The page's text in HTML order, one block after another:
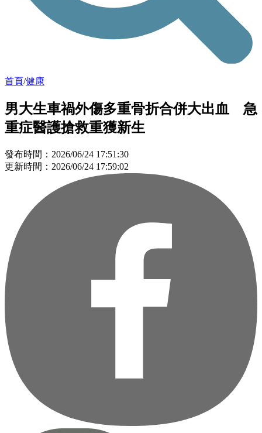
首頁/健康
男大生車禍外傷多重骨折合併大出血 急
重症醫護搶救重獲新生
發布時間：2026/06/24 17:51:30
更新時間：2026/06/24 17:59:02